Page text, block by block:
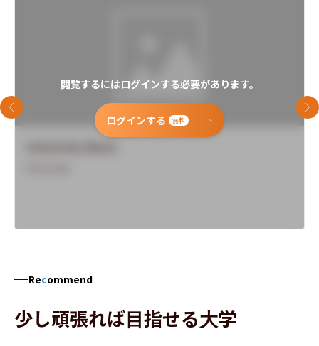
閲覧するにはログインする必要があります。
ログインする 無料
前のスライド 次
Recommend
少し頑張れば目指せる大学